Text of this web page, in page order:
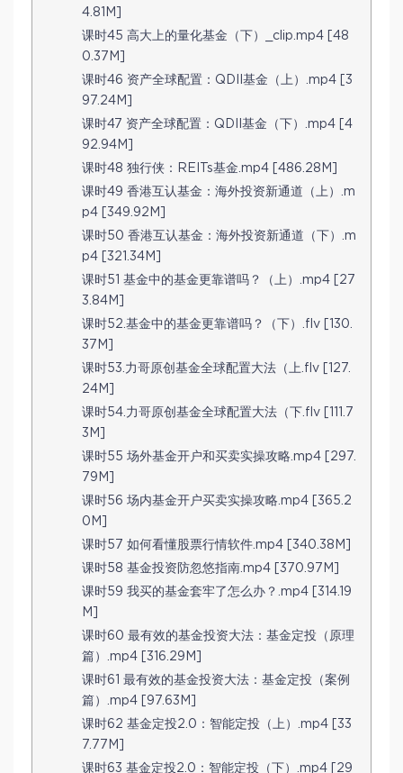
4.81M]
课时45 高大上的量化基金（下）_clip.mp4 [48
0.37M]
课时46 资产全球配置：QDII基金（上）.mp4 [3
97.24M]
课时47 资产全球配置：QDII基金（下）.mp4 [4
92.94M]
课时48 独行侠：REITs基金.mp4 [486.28M]
课时49 香港互认基金：海外投资新通道（上）.m
p4 [349.92M]
课时50 香港互认基金：海外投资新通道（下）.m
p4 [321.34M]
课时51 基金中的基金更靠谱吗？（上）.mp4 [27
3.84M]
课时52.基金中的基金更靠谱吗？（下）.flv [130.
37M]
课时53.力哥原创基金全球配置大法（上.flv [127.
24M]
课时54.力哥原创基金全球配置大法（下.flv [111.7
3M]
课时55 场外基金开户和买卖实操攻略.mp4 [297.
79M]
课时56 场内基金开户买卖实操攻略.mp4 [365.2
0M]
课时57 如何看懂股票行情软件.mp4 [340.38M]
课时58 基金投资防忽悠指南.mp4 [370.97M]
课时59 我买的基金套牢了怎么办？.mp4 [314.19
M]
课时60 最有效的基金投资大法：基金定投（原理
篇）.mp4 [316.29M]
课时61 最有效的基金投资大法：基金定投（案例
篇）.mp4 [97.63M]
课时62 基金定投2.0：智能定投（上）.mp4 [33
7.77M]
课时63 基金定投2.0：智能定投（下）.mp4 [29